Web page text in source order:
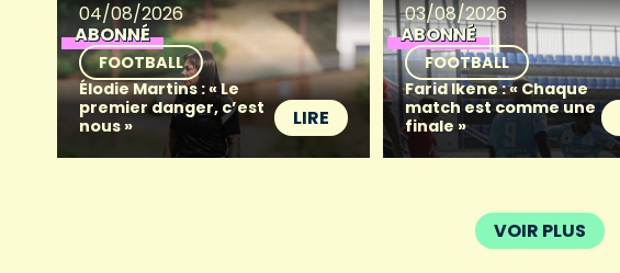
04/08/2026
ABONNÉ
FOOTBALL
Élodie Martins : « Le
premier danger, c’est
nous »
LIRE
03/08/2026
ABONNÉ
FOOTBALL
Farid Ikene : « Chaque
match est comme une
finale »
VOIR PLUS